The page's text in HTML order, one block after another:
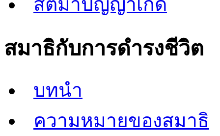
สมาธิกับการดำรงชีวิต
บทนำ
ความหมายของสมาธิ